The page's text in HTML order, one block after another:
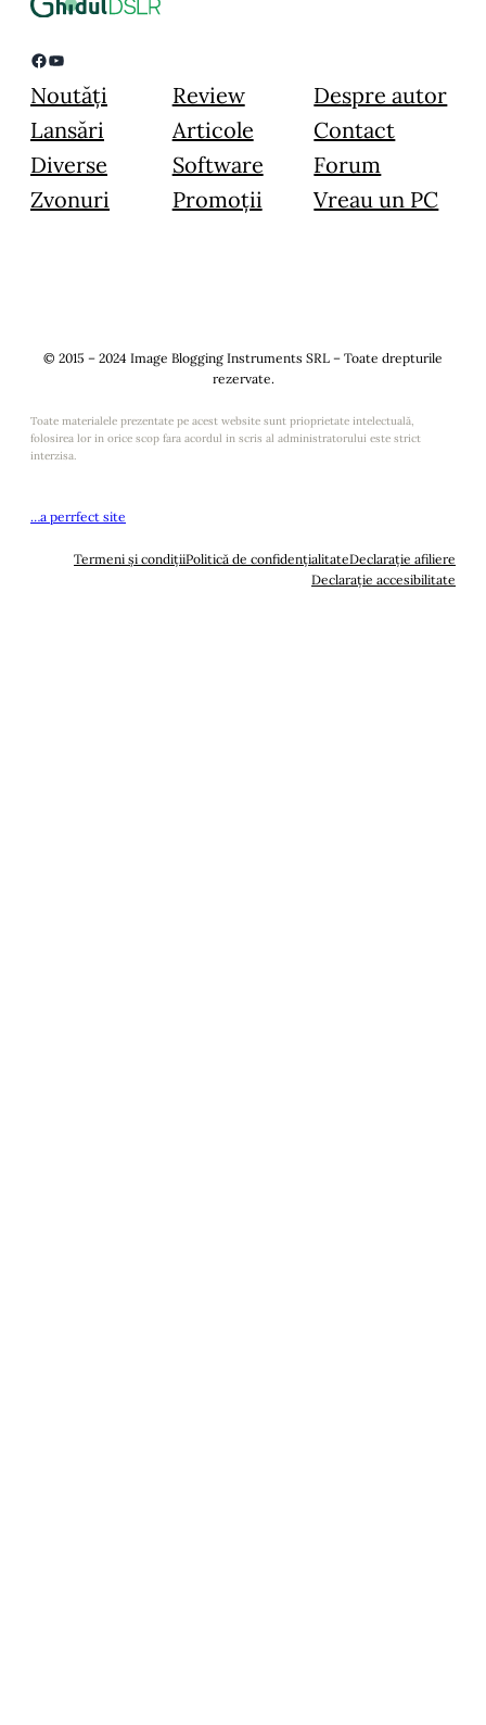
Facebook YouTube
Noutăți
Lansări
Diverse
Zvonuri
Review
Articole
Software
Promoții
Despre autor
Contact
Forum
Vreau un PC
© 2015 – 2024 Image Blogging Instruments SRL – Toate drepturile
rezervate.
Toate materialele prezentate pe acest website sunt prioprietate intelectuală,
folosirea lor in orice scop fara acordul in scris al administratorului este strict
interzisa.
…a perrfect site
Termeni și condițiiPolitică de confidențialitateDeclarație afiliere
Declarație accesibilitate